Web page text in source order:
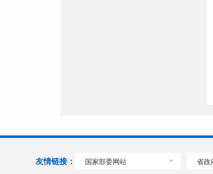
友情链接： 国家部委网站 省政